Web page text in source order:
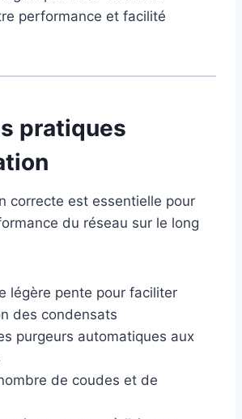
performance et facilité
pratiques
correcte est essentielle pour
du réseau sur le long
légère pente pour faciliter
des condensats
purgeurs automatiques aux
de coudes et de